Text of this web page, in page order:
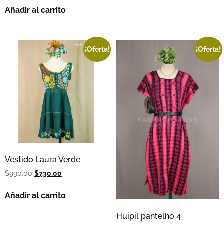
Añadir al carrito
¡Oferta!
Vestido Laura Verde
$990.00 $730.00
Añadir al carrito
¡Oferta!
Huipil pantelho 4